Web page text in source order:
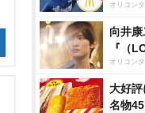
オリコン
向井
『（
オリコン
大好
名物